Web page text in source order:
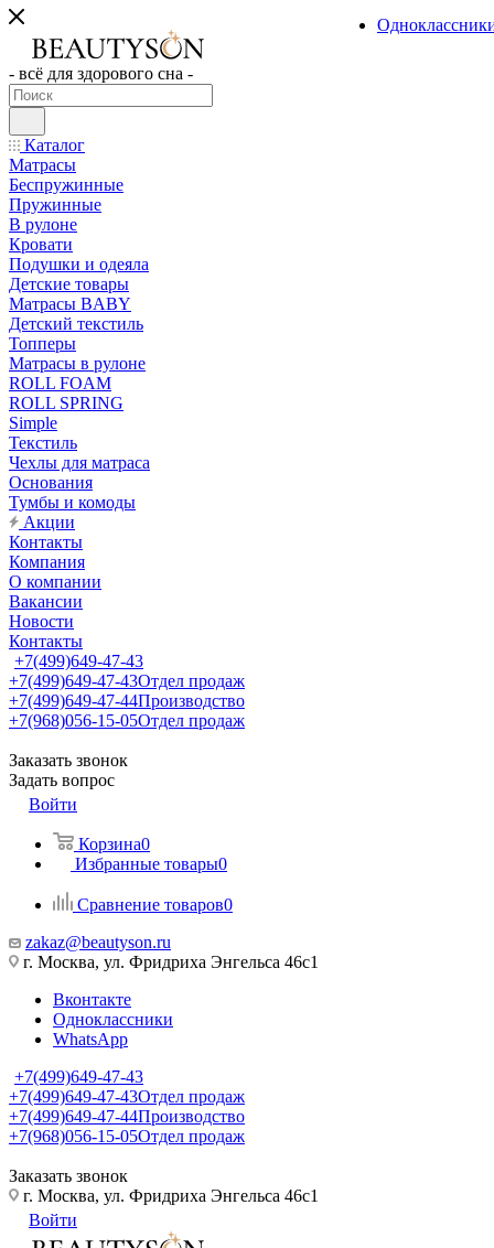
- всё для здорового сна -
Каталог
Матрасы
Беспружинные
Пружинные
В рулоне
Кровати
Подушки и одеяла
Детские товары
Матрасы BABY
Детский текстиль
Топперы
Матрасы в рулоне
ROLL FOAM
ROLL SPRING
Simple
Текстиль
Чехлы для матраса
Основания
Тумбы и комоды
Акции
Контакты
Компания
О компании
Вакансии
Новости
Контакты
+7(499)649-47-43
+7(499)649-47-43Отдел продаж
+7(499)649-47-44Производство
+7(968)056-15-05Отдел продаж
Заказать звонок
Задать вопрос
Войти
Корзина0
Избранные товары0
Сравнение товаров0
zakaz@beautyson.ru
г. Москва, ул. Фридриха Энгельса 46с1
Вконтакте
Одноклассники
WhatsApp
+7(499)649-47-43
+7(499)649-47-43Отдел продаж
+7(499)649-47-44Производство
+7(968)056-15-05Отдел продаж
Заказать звонок
г. Москва, ул. Фридриха Энгельса 46с1
Войти